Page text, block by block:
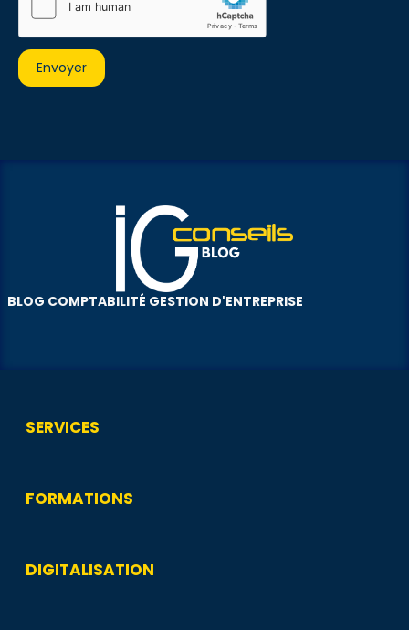
BLOG COMPTABILITÉ GESTION D'ENTREPRISE
SERVICES
FORMATIONS
DIGITALISATION